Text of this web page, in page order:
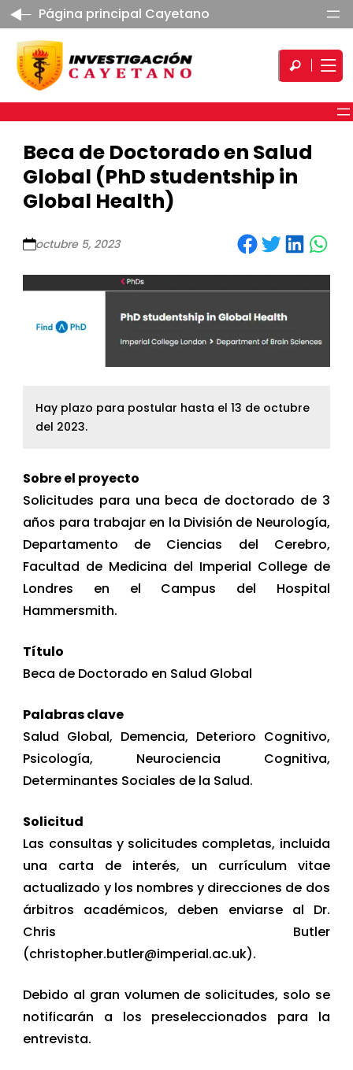
Página principal Cayetano
Beca de Doctorado en Salud
Global (PhD studentship in
Global Health)
octubre 5, 2023 Share on Facebook Share on Twitter Share on LinkedIn Share on WhatsApp
Hay plazo para postular hasta el 13 de octubre
del 2023.
Sobre el proyecto
Solicitudes para una beca de doctorado de 3
años para trabajar en la División de Neurología,
Departamento de Ciencias del Cerebro,
Facultad de Medicina del Imperial College de
Londres en el Campus del Hospital
Hammersmith.
Título
Beca de Doctorado en Salud Global
Palabras clave
Salud Global, Demencia, Deterioro Cognitivo,
Psicología, Neurociencia Cognitiva,
Determinantes Sociales de la Salud.
Solicitud
Las consultas y solicitudes completas, incluida
una carta de interés, un currículum vitae
actualizado y los nombres y direcciones de dos
árbitros académicos, deben enviarse al Dr.
Chris Butler
(christopher.butler@imperial.ac.uk).
Debido al gran volumen de solicitudes, solo se
notificarán a los preseleccionados para la
entrevista.